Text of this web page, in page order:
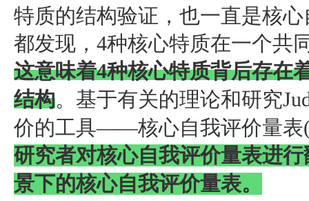
特质的结构验证，也一直是核
都发现，4种核心特质在一个共
这意味着4种核心特质背后存在
结构。基于有关的理论和研究
价的工具——核心自我评价量表
研究者对核心自我评价量表进
景下的核心自我评价量表。